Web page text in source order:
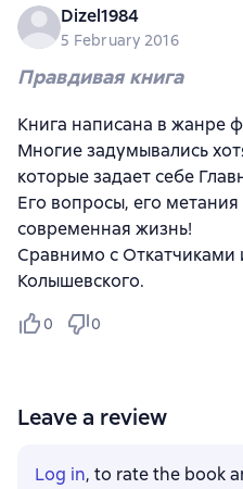
Dizel1984
5 February 2016
Правдивая книга
Книга написана в жанре
Многие задумывались
которые задает себе
Его вопросы, его
современная жизнь!
Сравнимо с Откатчиками
Колышевского.
0 0
Leave a review
Log in, to rate the book